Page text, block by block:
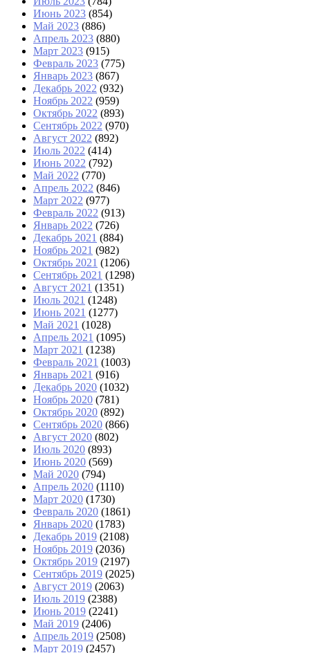
Июнь 2023 (854)
Май 2023 (886)
Апрель 2023 (880)
Март 2023 (915)
Февраль 2023 (775)
Январь 2023 (867)
Декабрь 2022 (932)
Ноябрь 2022 (959)
Октябрь 2022 (893)
Сентябрь 2022 (970)
Август 2022 (892)
Июль 2022 (414)
Июнь 2022 (792)
Май 2022 (770)
Апрель 2022 (846)
Март 2022 (977)
Февраль 2022 (913)
Январь 2022 (726)
Декабрь 2021 (884)
Ноябрь 2021 (982)
Октябрь 2021 (1206)
Сентябрь 2021 (1298)
Август 2021 (1351)
Июль 2021 (1248)
Июнь 2021 (1277)
Май 2021 (1028)
Апрель 2021 (1095)
Март 2021 (1238)
Февраль 2021 (1003)
Январь 2021 (916)
Декабрь 2020 (1032)
Ноябрь 2020 (781)
Октябрь 2020 (892)
Сентябрь 2020 (866)
Август 2020 (802)
Июль 2020 (893)
Июнь 2020 (569)
Май 2020 (794)
Апрель 2020 (1110)
Март 2020 (1730)
Февраль 2020 (1861)
Январь 2020 (1783)
Декабрь 2019 (2108)
Ноябрь 2019 (2036)
Октябрь 2019 (2197)
Сентябрь 2019 (2025)
Август 2019 (2063)
Июль 2019 (2388)
Июнь 2019 (2241)
Май 2019 (2406)
Апрель 2019 (2508)
Март 2019 (2457)